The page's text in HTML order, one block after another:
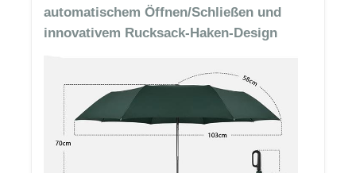
Produkte
Über uns
Fabrik Tour
automatischem Öffnen/Schließen und
innovativem Rucksack-Haken-Design